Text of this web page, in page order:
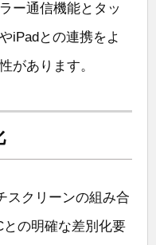
ー通信機能とタッ
iPadとの連携をよ
があります。
スクリーンの組み合
の明確な差別化要